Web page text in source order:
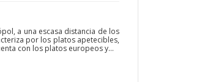
a una escasa distancia de los
por los platos apetecibles,
con los platos europeos y...